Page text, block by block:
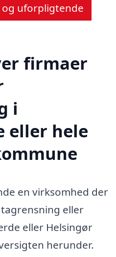
uforpligtende
firmaer
i
eller hele
en virksomhed der
eller
eller Helsingør
herunder.